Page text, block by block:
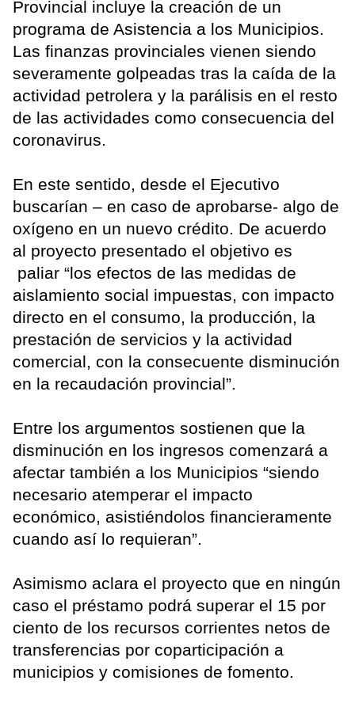
Provincial incluye la creación de un
programa de Asistencia a los Municipios.
Las finanzas provinciales vienen siendo
severamente golpeadas tras la caída de la
actividad petrolera y la parálisis en el resto
de las actividades como consecuencia del
coronavirus.
En este sentido, desde el Ejecutivo
buscarían – en caso de aprobarse- algo de
oxígeno en un nuevo crédito. De acuerdo
al proyecto presentado el objetivo es
paliar “los efectos de las medidas de
aislamiento social impuestas, con impacto
directo en el consumo, la producción, la
prestación de servicios y la actividad
comercial, con la consecuente disminución
en la recaudación provincial”.
Entre los argumentos sostienen que la
disminución en los ingresos comenzará a
afectar también a los Municipios “siendo
necesario atemperar el impacto
económico, asistiéndolos financieramente
cuando así lo requieran”.
Asimismo aclara el proyecto que en ningún
caso el préstamo podrá superar el 15 por
ciento de los recursos corrientes netos de
transferencias por coparticipación a
municipios y comisiones de fomento.